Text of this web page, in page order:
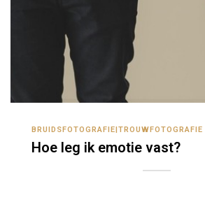
BRUIDSFOTOGRAFIE|TROUWFOTOGRAFIE
Hoe leg ik emotie vast?